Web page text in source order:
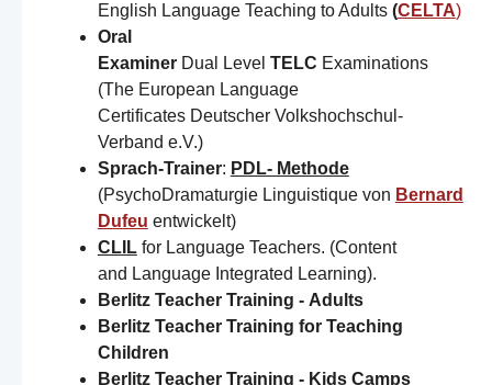
English Language Teaching to Adults (CELTA)
Oral
ExaminerDual Level TELC Examinations
(The European Language
Certificates Deutscher Volkshochschul-
Verband e.V.)
Sprach-Trainer: PDL- Methode
(PsychoDramaturgie Linguistique von Bernard
Dufeu entwickelt)
CLILfor Language Teachers. (Content
and Language Integrated Learning).
Berlitz Teacher Training - Adults
Berlitz Teacher Training for Teaching
Children
Berlitz Teacher Training - Kids Camps​